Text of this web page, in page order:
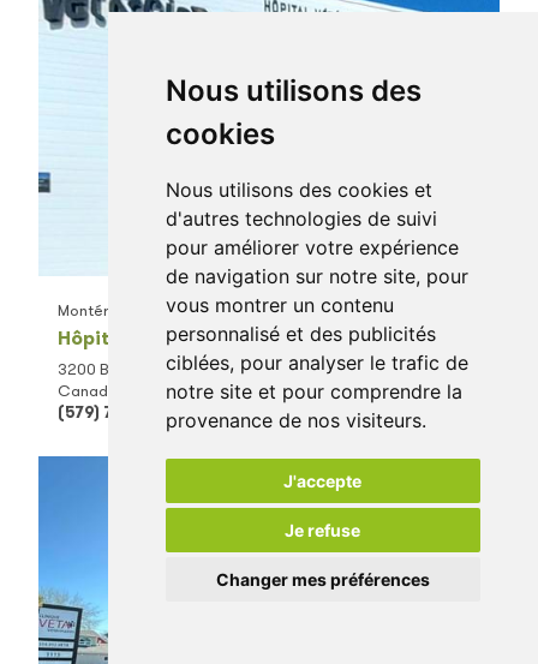
Nous utilisons des
cookies
Nous utilisons des cookies et
d'autres technologies de suivi
pour améliorer votre expérience
de navigation sur notre site, pour
vous montrer un contenu
personnalisé et des publicités
ciblées, pour analyser le trafic de
notre site et pour comprendre la
provenance de nos visiteurs.
J'accepte
Je refuse
Changer mes préférences
Hôpital vétérinaire Vét & Cie inc
Montérégie
3200 Boul. de Rome Ste 8, Brossard, QC J4Y 1V9,
Canada
(579) 723-5200